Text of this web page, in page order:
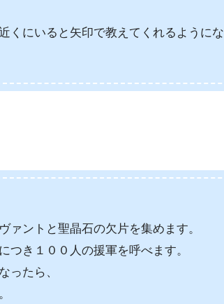
くにいると矢印で教えてくれるようにな
ァントと聖晶石の欠片を集めます。
つき１００人の援軍を呼べます。
ったら、